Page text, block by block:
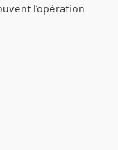
l’opération